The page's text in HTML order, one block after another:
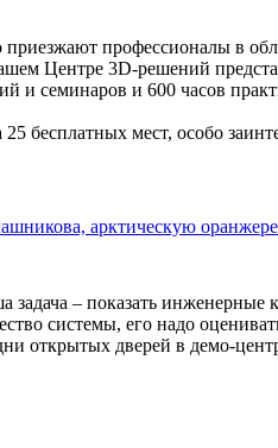
приезжают профессионалы в
Центре 3D-решений
и семинаров и 600 часов
бесплатных мест, особо
арктическую
– показать
системы, его надо
открытых дверей в демо-